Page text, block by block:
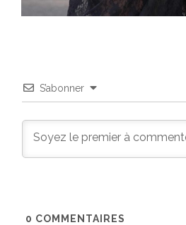
S’abonner
0 COMMENTAIRES